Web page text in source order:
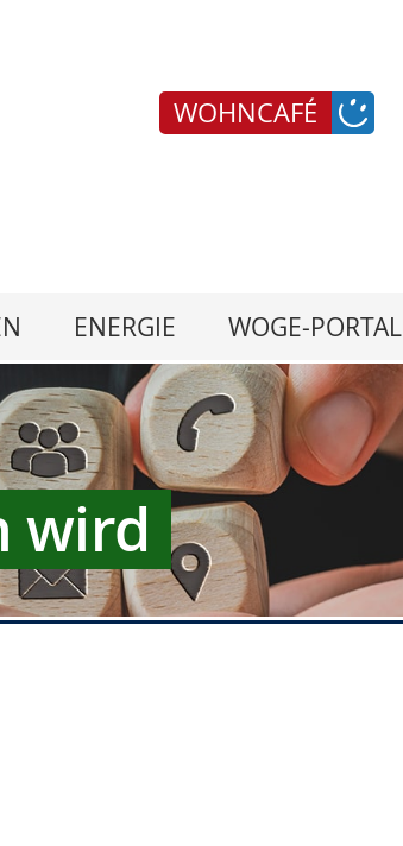
WOHNCAFÉ
ENERGIE WOGE-PORTAL
wird